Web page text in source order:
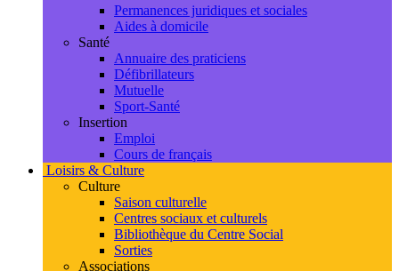
Permanences juridiques et sociales
Aides à domicile
Santé
Annuaire des praticiens
Défibrillateurs
Mutuelle
Sport-Santé
Insertion
Emploi
Cours de français
Loisirs & Culture
Culture
Saison culturelle
Centres sociaux et culturels
Bibliothèque du Centre Social
Sorties
Associations